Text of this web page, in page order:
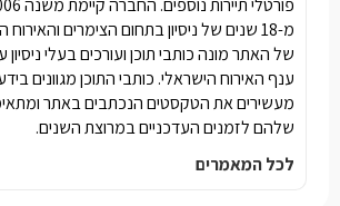
מ-18 שנים של ניסיון בתחום הצימרים
של האתר מונה כותבי תוכן ועורכים בעלי
ענף האירוח הישראלי. כותבי התוכן מגוונים
מעשירים את הטקסטים הנכתבים באתר
שלהם לזמנים העדכניים במרוצת השנים.
לכל המאמרים